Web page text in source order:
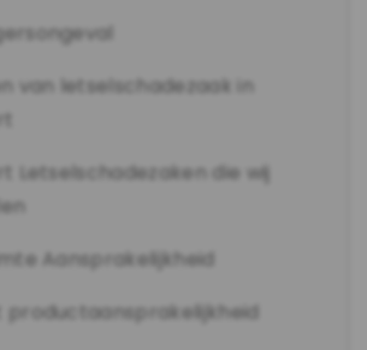
van letselschadezaak in
Letselschadezaken die wij
Aansprakelijkheid
productaansprakelijkheid